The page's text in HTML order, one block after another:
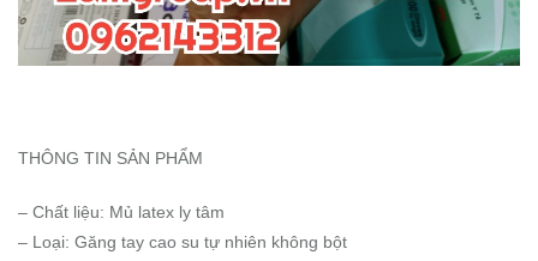
THÔNG TIN SẢN PHẨM
– Chất liệu: Mủ latex ly tâm
– Loại: Găng tay cao su tự nhiên không bột